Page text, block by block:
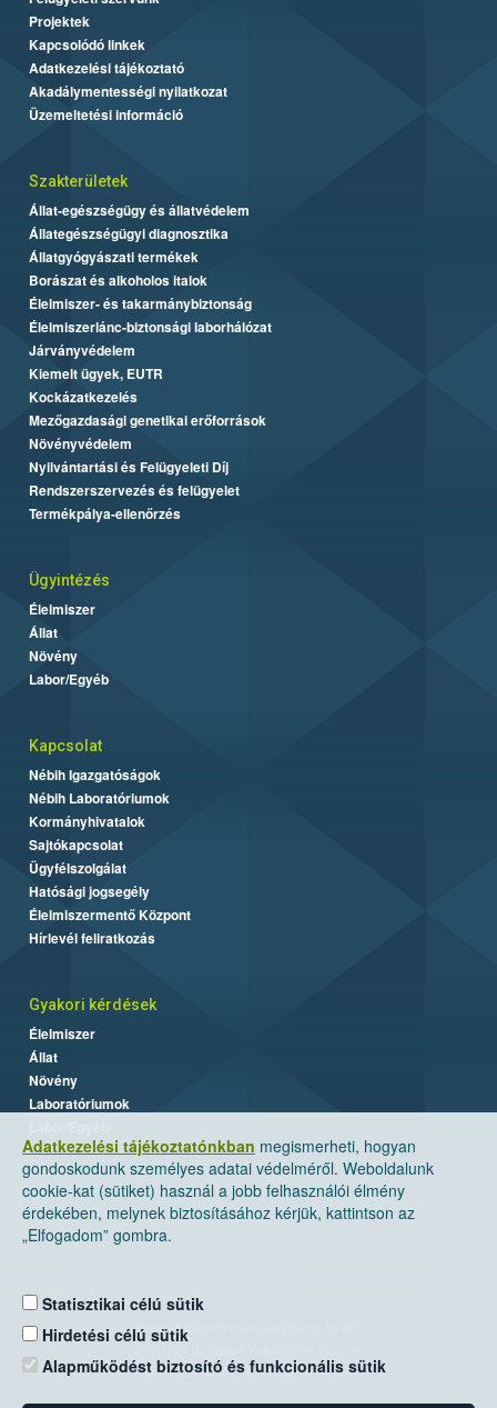
Adatkezelési tájékoztatónkban megismerheti, hogyan
gondoskodunk személyes adatai védelméről. Weboldalunk
cookie-kat (sütiket) használ a jobb felhasználói élmény
érdekében, melynek biztosításához kérjük, kattintson az
„Elfogadom” gombra.
Statisztikai célú sütik
Hirdetési célú sütik
Alapműködést biztosító és funkcionális sütik
Projektek
Kapcsolódó linkek
Adatkezelési tájékoztató
Akadálymentességi nyilatkozat
Üzemeltetési információ
Szakterületek
Állat-egészségügy és állatvédelem
Állategészségügyi diagnosztika
Állatgyógyászati termékek
Borászat és alkoholos italok
Élelmiszer- és takarmánybiztonság
Élelmiszerlánc-biztonsági laborhálózat
Járványvédelem
Kiemelt ügyek, EUTR
Kockázatkezelés
Mezőgazdasági genetikai erőforrások
Növényvédelem
Nyilvántartási és Felügyeleti Díj
Rendszerszervezés és felügyelet
Termékpálya-ellenőrzés
Ügyintézés
Élelmiszer
Állat
Növény
Labor/Egyéb
Kapcsolat
Nébih Igazgatóságok
Nébih Laboratóriumok
Kormányhivatalok
Sajtókapcsolat
Ügyfélszolgálat
Hatósági jogsegély
Élelmiszermentő Központ
Hírlevél feliratkozás
Gyakori kérdések
Élelmiszer
Állat
Növény
Laboratóriumok
Nemzeti Élelmiszerlánc-biztonsági Hivatal
Levelezési cím: 1525 Budapest. Pf. 30.